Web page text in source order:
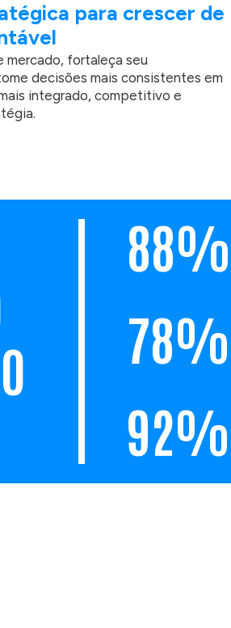
para crescer de
mercado, fortaleça seu
decisões mais consistentes em
integrado, competitivo e
88%
78%
92%